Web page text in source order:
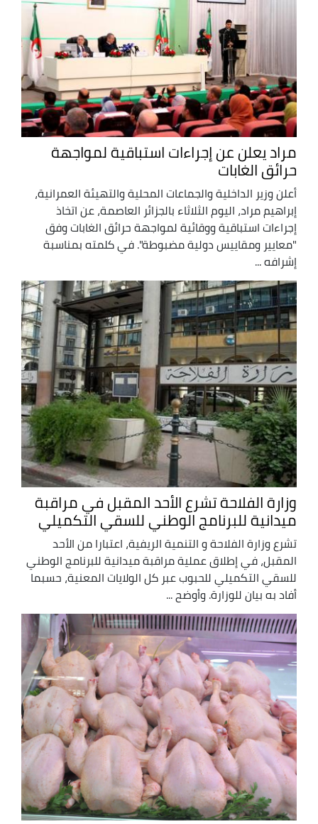
مراد يعلن عن إجراءات استباقية لمواجهة
حرائق الغابات
أعلن وزير الداخلية والجماعات المحلية والتهيئة العمرانية،
إبراهيم مراد، اليوم الثلاثاء بالجزائر العاصمة، عن اتخاذ
إجراءات استباقية ووقائية لمواجهة حرائق الغابات وفق
"معايير ومقاييس دولية مضبوطة". في كلمته بمناسبة
إشرافه ...
وزارة الفلاحة تشرع الأحد المقبل في مراقبة
ميدانية للبرنامج الوطني للسقي التكميلي
تشرع وزارة الفلاحة و التنمية الريفية، اعتبارا من الأحد
المقبل، في إطلاق عملية مراقبة ميدانية للبرنامج الوطني
للسقي التكميلي للحبوب عبر كل الولايات المعنية، حسبما
أفاد به بيان للوزارة. وأوضح ...